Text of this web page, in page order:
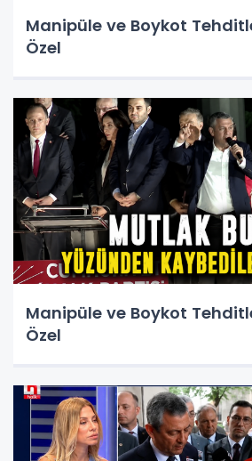
Manipüle ve Boykot
Özel
Manipüle ve Boykot
Özel